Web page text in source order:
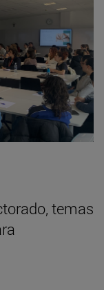
temas